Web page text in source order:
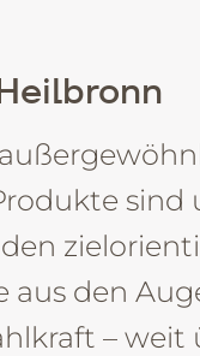
sind
aus den
– weit